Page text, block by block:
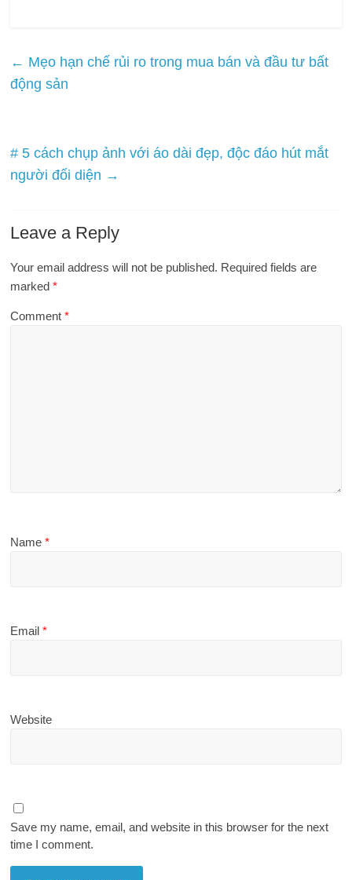
← Mẹo hạn chế rủi ro trong mua bán và đầu tư bất
động sản
# 5 cách chụp ảnh với áo dài đẹp, độc đáo hút mắt
người đối diện →
Leave a Reply
Your email address will not be published. Required fields are
marked*
Comment*
Name*
Email*
Website
Save my name, email, and website in this browser for the next
time I comment.